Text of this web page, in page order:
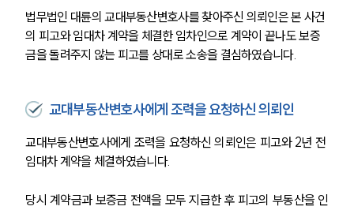
법무법인 대륜의 교대부동산변호사를 찾아주신 의뢰인은 본 사건
의 피고와 임대차 계약을 체결한 임차인으로 계약이 끝나도 보증
금을 돌려주지 않는 피고를 상대로 소송을 결심하였습니다.
교대부동산변호사에게 조력을 요청하신 의뢰인
교대부동산변호사에게 조력을 요청하신 의뢰인은 피고와 2년 전
임대차 계약을 체결하였습니다.
당시 계약금과 보증금 전액을 모두 지급한 후 피고의 부동산을 인